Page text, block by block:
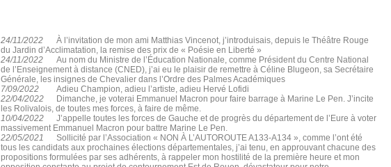
24/11/2022
À l’invitation de mon ami Matthias Vincenot, j’introduisais, depuis le Théâtre Rouge
du Jardin d’Acclimatation, la remise des prix de « Poésie en Liberté »
24/11/2022
Au nom du Ministre de l’Éducation Nationale, comme Président du Centre National
de l’Enseignement à distance (CNED), j’ai eu le plaisir de remettre à Céline Blugeon, sa Secrétaire
Générale, les insignes de Chevalier dans l’Ordre des Palmes Académiques
7/09/2022
Adieu Champion, adieu l’artiste, adieu Hervé Lofidi
22/04/2022
Dimanche, je voterai Emmanuel Macron pour faire barrage à Marine Le Pen. J’incite
les Rolivalois, de toutes mes forces, à faire de même.
10/04/2022
J’appelle toutes les forces de Gauche et de progrès du département de l’Eure à voter
massivement Emmanuel Macron pour battre Marine Le Pen.
22/05/2021
Sollicité par l’Association « NON À L’AUTOROUTE A133-A134 », comme l’ont été
tous les candidats aux prochaines élections départementales, j’ai tenu, en approuvant chacune des
propositions formulées par ses adhérents, à rappeler mon hostilité de la première heure et mon